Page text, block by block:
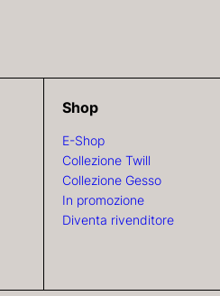
Shop
E-Shop
Collezione Twill
Collezione Gesso
In promozione
Diventa rivenditore